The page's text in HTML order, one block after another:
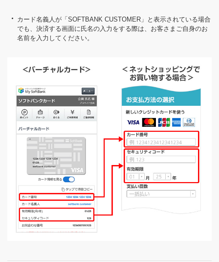
カード名義人が「SOFTBANK CUSTOMER」と表示されている場合
でも、決済する画面に氏名の入力をする際は、お客さまご自身のお
名前を入力してください。